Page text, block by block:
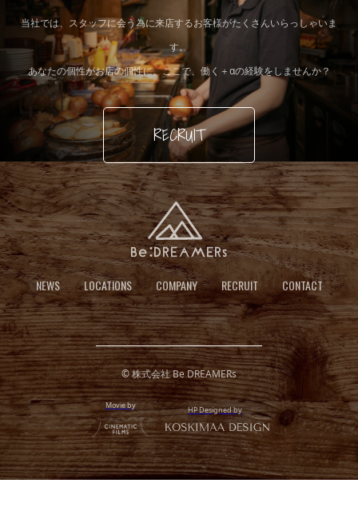
当社では、スタッフに会う為に来店するお客様がたくさんいらっしゃいま
す。
あなたの個性がお店の個性に。ここで、働く＋αの経験をしませんか？
RECRUIT
NEWS LOCATIONS COMPANY RECRUIT CONTACT
© 株式会社 Be DREAMERs
Movie by
HP Designed by